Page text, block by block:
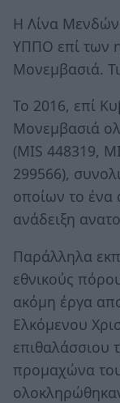
Η Λίνα
ΥΠΠΟ επί των
Μονεμβασιά.
Το 2016, επί
Μονεμβασιά
(MIS 448319,
299566),
οποίων το ένα
ανάδειξη
Παράλληλα
εθνικούς
ακόμη έργα
Ελκόμενου
επιθαλάσσιου
προμαχώνα